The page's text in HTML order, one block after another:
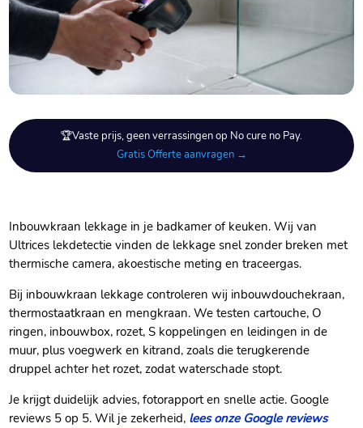
🏆Vaste prijs, geen verrassingen op No cure no Pay.
Gratis Offerte aanvragen →
Inbouwkraan lekkage in je badkamer of keuken. Wij van
Ultrices lekdetectie vinden de lekkage snel zonder breken met
thermische camera, akoestische meting en traceergas.
Bij inbouwkraan lekkage controleren wij inbouwdouchekraan,
thermostaatkraan en mengkraan. We testen cartouche, O
ringen, inbouwbox, rozet, S koppelingen en leidingen in de
muur, plus voegwerk en kitrand, zoals die terugkerende
druppel achter het rozet, zodat waterschade stopt.
Je krijgt duidelijk advies, fotorapport en snelle actie. Google
reviews 5 op 5. Wil je zekerheid, lees onze Google reviews